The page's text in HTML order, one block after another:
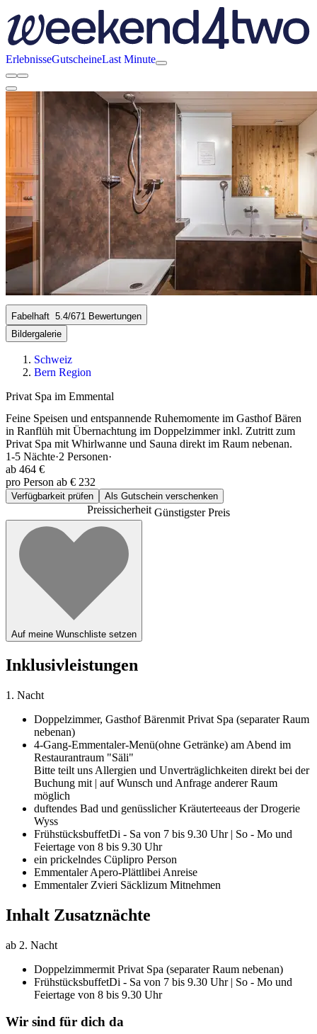
ErlebnisseGutscheineLast Minute
Fabelhaft 5.4/671 Bewertungen
Bildergalerie
Schweiz
Bern Region
Privat Spa im Emmental
Feine Speisen und entspannende Ruhemomente im Gasthof Bären
in Ranflüh mit Übernachtung im Doppelzimmer inkl. Zutritt zum
Privat Spa mit Whirlwanne und Sauna direkt im Raum nebenan.
1-5 Nächte·2 Personen·
ab 464 €
pro Person ab € 232
Verfügbarkeit prüfen Als Gutschein verschenken
PreissicherheitGünstigster Preis
Auf meine Wunschliste setzen
Inklusivleistungen
1. Nacht
Doppelzimmer, Gasthof Bärenmit Privat Spa (separater Raum
nebenan)
4-Gang-Emmentaler-Menü(ohne Getränke) am Abend im
Restaurantraum "Säli"
Bitte teilt uns Allergien und Unverträglichkeiten direkt bei der
Buchung mit | auf Wunsch und Anfrage anderer Raum
möglich
duftendes Bad und genüsslicher Kräuterteeaus der Drogerie
Wyss
FrühstücksbuffetDi - Sa von 7 bis 9.30 Uhr | So - Mo und
Feiertage von 8 bis 9.30 Uhr
ein prickelndes Cüplipro Person
Emmentaler Apero-Plättlibei Anreise
Emmentaler Zvieri Säcklizum Mitnehmen
Inhalt Zusatznächte
ab 2. Nacht
Doppelzimmermit Privat Spa (separater Raum nebenan)
FrühstücksbuffetDi - Sa von 7 bis 9.30 Uhr | So - Mo und
Feiertage von 8 bis 9.30 Uhr
Wir sind für dich da